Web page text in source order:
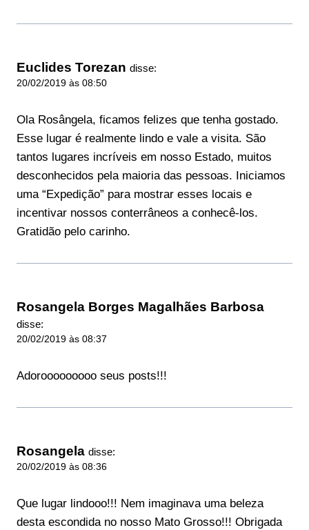
Euclides Torezan disse:
20/02/2019 às 08:50
Ola Rosângela, ficamos felizes que tenha gostado.
Esse lugar é realmente lindo e vale a visita. São
tantos lugares incríveis em nosso Estado, muitos
desconhecidos pela maioria das pessoas. Iniciamos
uma “Expedição” para mostrar esses locais e
incentivar nossos conterrâneos a conhecê-los.
Gratidão pelo carinho.
Rosangela Borges Magalhães Barbosa
disse:
20/02/2019 às 08:37
Adorooooooooo seus posts!!!
Rosangela disse:
20/02/2019 às 08:36
Que lugar lindooo!!! Nem imaginava uma beleza
desta escondida no nosso Mato Grosso!!! Obrigada